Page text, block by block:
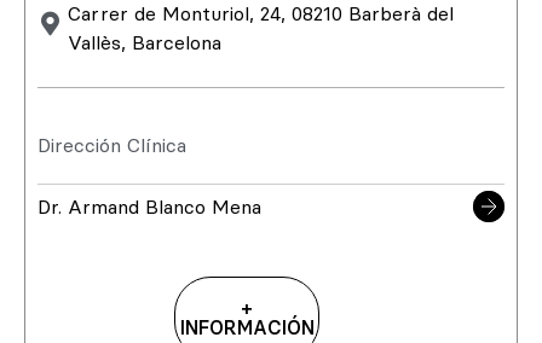
Carrer de Monturiol, 24, 08210 Barberà del
Vallès, Barcelona
Dirección Clínica
Dr. Armand Blanco Mena
+
INFORMACIÓN